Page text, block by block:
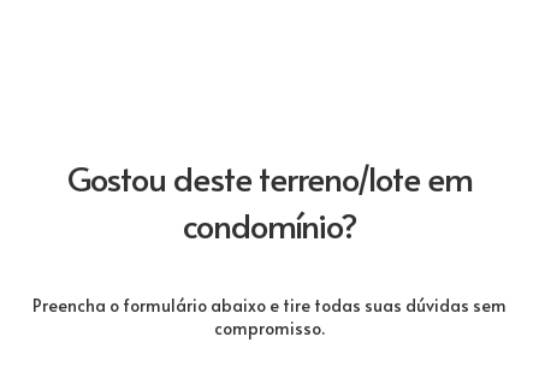
Gostou deste terreno/lote em
condomínio?
Preencha o formulário abaixo e tire todas suas dúvidas sem
compromisso.